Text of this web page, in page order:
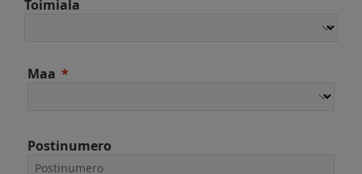
Toimiala
Maa
Postinumero